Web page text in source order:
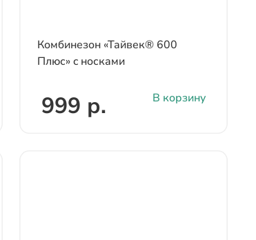
Комбинезон «Тайвек® 600
Плюс» c носками
999 р. В корзину